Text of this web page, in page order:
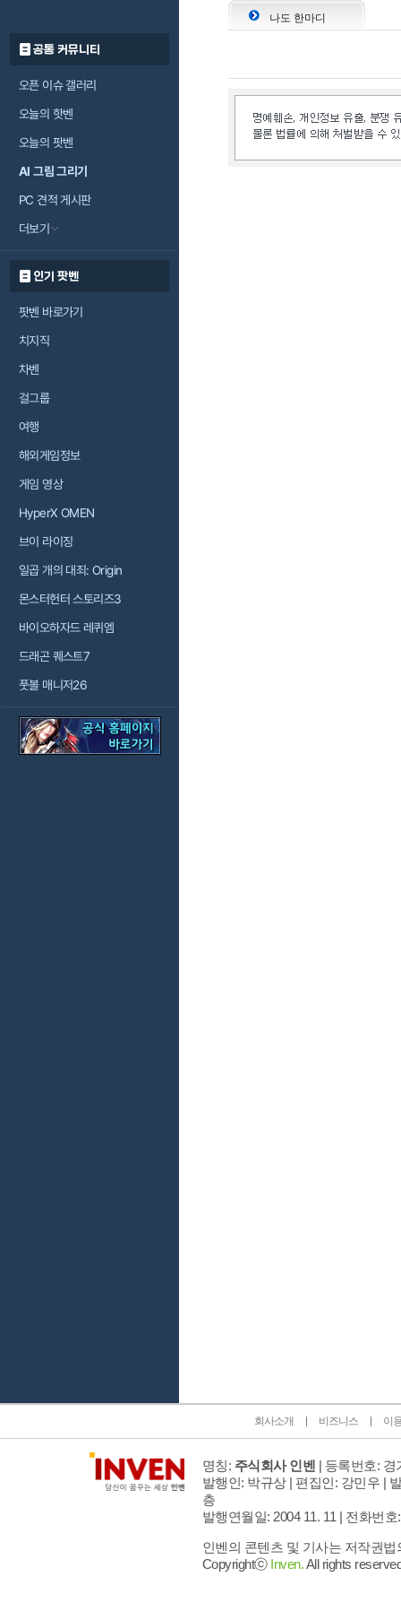
공통 커뮤니티
오픈 이슈 갤러리
오늘의 핫벤
오늘의 팟벤
AI 그림 그리기
PC 견적 게시판
더보기
인기 팟벤
팟벤 바로가기
치지직
차벤
걸그룹
여행
해외게임정보
게임 영상
HyperX OMEN
브이 라이징
일곱 개의 대죄: Origin
몬스터헌터 스토리즈3
바이오하자드 레퀴엠
드래곤 퀘스트7
풋볼 매니저26
나도 한마디
회사소개 비즈니스 이
명칭: 주식회사 인벤 | 등록번호: 경
발행인: 박규상 | 편집인: 강민우 |
층
발행연월일: 2004 11. 11 | 전화번호
인벤의 콘텐츠 및 기사는 저작권
Copyrightⓒ Inven.All rights